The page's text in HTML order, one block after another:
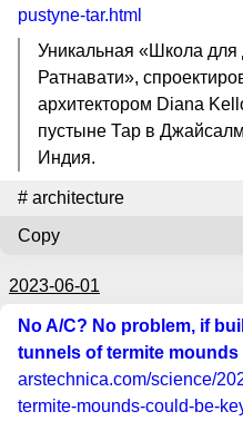
pustyne-tar.html
Уникальная «Школа для
Ратнавати»,
архитектором Diana
пустыне Тар в
Индия.
# architecture
Copy
2023-06-01
No A/C? No problem, if
tunnels of termite mounds
arstechnica.com/science/
termite-mounds-could-be-